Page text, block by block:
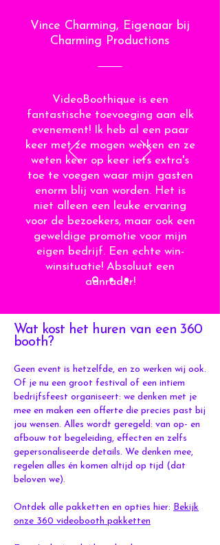
Vince Charming, Eigenaar bij
Charming Productions
VideoBoothique is een
fantastische toevoeging aan elk
evenement! Ik heb al een paar
keer met ze mogen werken en ze
weten keer op keer iets extra's
toe te voegen waar mijn gasten
enorm blij van worden. Het is
niet alleen een leuke ervaring
voor de bezoekers, maar ook een
geweldige promotie voor mijn
eigen bedrijf. Een echte win-
winsituatie! Absoluut een
aanrader!
Wat kost het huren van een 360
booth?
Geen event is hetzelfde, en zo werken wij ook.
Of je nu een groot festival of een intiem
bedrijfsfeest organiseert: we denken met je
mee en maken een offerte die precies past bij
jou wensen. Alles wordt geregeld: van op- en
afbouw tot begeleiding, effecten en zelfs
gepersonaliseerde details. We denken mee,
regelen alles én komen altijd op tijd (dat
beloven we).
Ontdek alle pakketten en opties hier: Bekijk
onze 360 videobooth pakketten